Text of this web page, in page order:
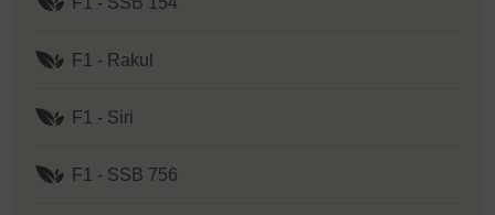
F1 - Rakul
F1 - Siri
F1 - SSB 756